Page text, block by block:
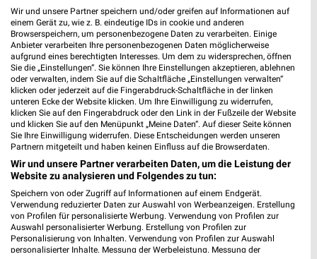
36,5 km
Wohnenpreishits
Gültig bis Fr. 14.08.
36,5 km
Matratzen
Gültig bis Fr. 14.08.
XXXLutz JYSK
Wir und unsere Partner speichern und/oder greifen auf Informationen auf
einem Gerät zu, wie z. B. eindeutige IDs in cookie und anderen
Browserspeichern, um personenbezogene Daten zu verarbeiten. Einige
Anbieter verarbeiten Ihre personenbezogenen Daten möglicherweise
aufgrund eines berechtigten Interesses. Um dem zu widersprechen, öffnen
Sie die „Einstellungen“. Sie können Ihre Einstellungen akzeptieren, ablehnen
oder verwalten, indem Sie auf die Schaltfläche „Einstellungen verwalten“
klicken oder jederzeit auf die Fingerabdruck-Schaltfläche in der linken
unteren Ecke der Website klicken. Um Ihre Einwilligung zu widerrufen,
klicken Sie auf den Fingerabdruck oder den Link in der Fußzeile der Website
und klicken Sie auf den Menüpunkt „Meine Daten“. Auf dieser Seite können
Sie Ihre Einwilligung widerrufen. Diese Entscheidungen werden unseren
Partnern mitgeteilt und haben keinen Einfluss auf die Browserdaten.
Wir und unsere Partner verarbeiten Daten, um die Leistung der
Website zu analysieren und Folgendes zu tun:
Speichern von oder Zugriff auf Informationen auf einem Endgerät.
Verwendung reduzierter Daten zur Auswahl von Werbeanzeigen. Erstellung
von Profilen für personalisierte Werbung. Verwendung von Profilen zur
Auswahl personalisierter Werbung. Erstellung von Profilen zur
Personalisierung von Inhalten. Verwendung von Profilen zur Auswahl
personalisierter Inhalte. Messung der Werbeleistung. Messung der